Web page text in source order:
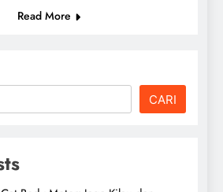
Read More
CARI